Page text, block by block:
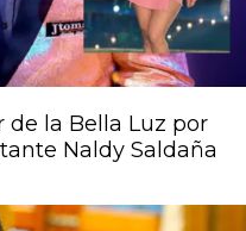
de la Bella Luz por
Naldy Saldaña